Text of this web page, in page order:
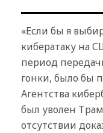
«Если бы я
кибератаку на
период
гонки, было бы
Агентства
был уволен
отсутствии